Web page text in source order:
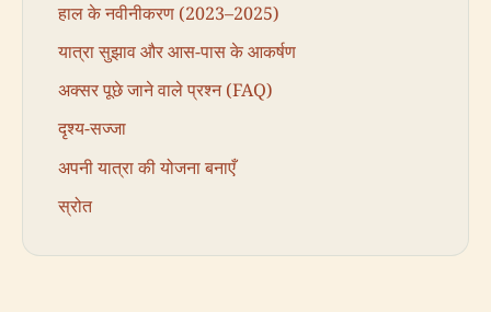
हाल के नवीनीकरण (2023–2025)
यात्रा सुझाव और आस-पास के आकर्षण
अक्सर पूछे जाने वाले प्रश्न (FAQ)
दृश्य-सज्जा
अपनी यात्रा की योजना बनाएँ
स्रोत